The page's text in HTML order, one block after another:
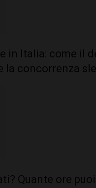
in Italia: come il
concorrenza
Quante ore